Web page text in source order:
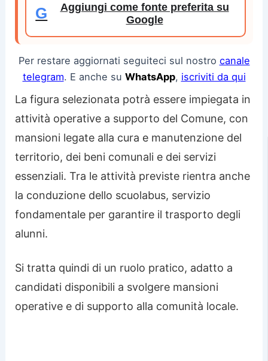
G
Aggiungi come fonte preferita su
Google
Per restare aggiornati seguiteci sul nostro canale
telegram. E anche su WhatsApp, iscriviti da qui
La figura selezionata potrà essere impiegata in
attività operative a supporto del Comune, con
mansioni legate alla cura e manutenzione del
territorio, dei beni comunali e dei servizi
essenziali. Tra le attività previste rientra anche
la conduzione dello scuolabus, servizio
fondamentale per garantire il trasporto degli
alunni.
Si tratta quindi di un ruolo pratico, adatto a
candidati disponibili a svolgere mansioni
operative e di supporto alla comunità locale.